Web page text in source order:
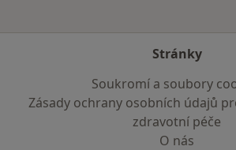
Stránky
Soukromí a soubory
Zásady ochrany osobních údajů
zdravotní péče
O nás